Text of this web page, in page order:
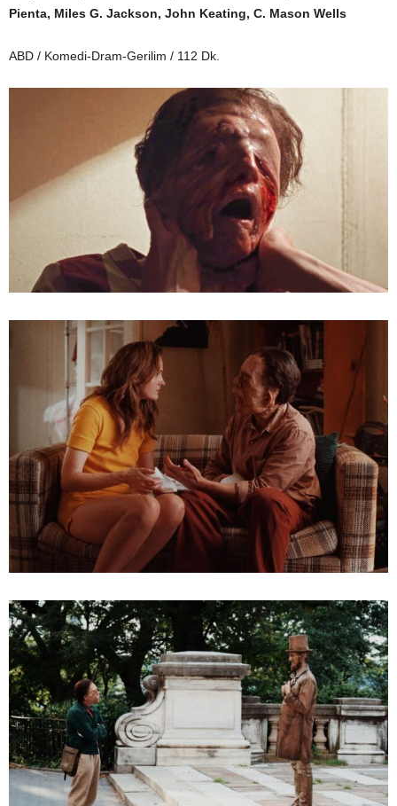
Pienta, Miles G. Jackson, John Keating, C. Mason Wells
ABD / Komedi-Dram-Gerilim / 112 Dk.